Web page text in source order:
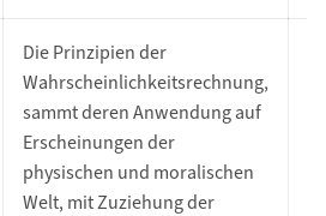
Die Prinzipien der
Wahrscheinlichkeitsrechnung,
sammt deren Anwendung auf
Erscheinungen der
physischen und moralischen
Welt, mit Zuziehung der